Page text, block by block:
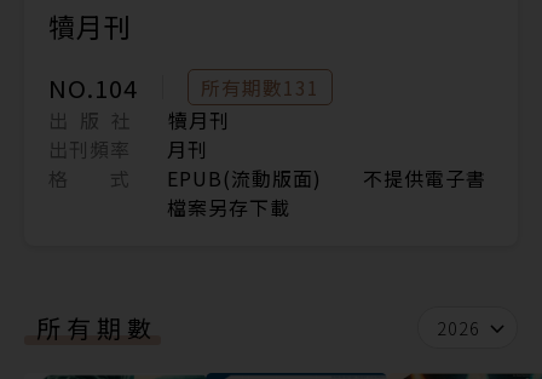
犢月刊
NO.104
所有期數131
出 版 社
犢月刊
出刊頻率
月刊
格 式
EPUB(流動版面) 不提供電子書
檔案另存下載
所有期數 2026